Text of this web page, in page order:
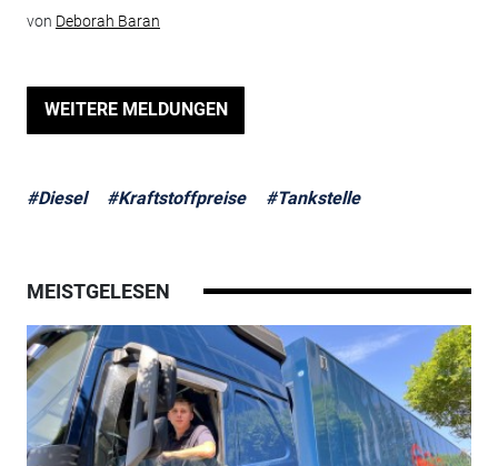
von Deborah Baran
WEITERE MELDUNGEN
#Diesel #Kraftstoffpreise #Tankstelle
MEISTGELESEN